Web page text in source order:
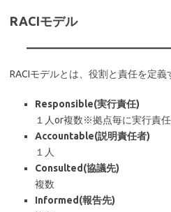
RACIモデル
RACIモデルとは、役割と責任を定義
Responsible(実行責任)
１人or複数※拠点毎に実行責任
Accountable(説明責任者)
１人
Consulted(協議先)
複数
Informed(報告先)